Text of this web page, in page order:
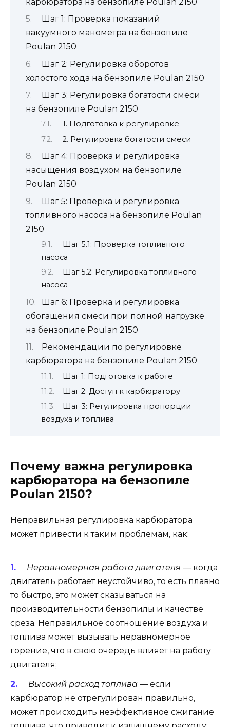
Шаг 1: Проверка показаний
вакуумного манометра на бензопиле
Poulan 2150
Шаг 2: Регулировка оборотов
холостого хода на бензопиле Poulan 2150
Шаг 3: Регулировка богатости смеси
на бензопиле Poulan 2150
1. Подготовка к регулировке
2. Регулировка богатости смеси
Шаг 4: Проверка и регулировка
насыщения воздухом на бензопиле
Poulan 2150
Шаг 5: Проверка и регулировка
топливного насоса на бензопиле Poulan
2150
Шаг 5.1: Проверка топливного
насоса
Шаг 5.2: Регулировка топливного
насоса
Шаг 6: Проверка и регулировка
обогащения смеси при полной нагрузке
на бензопиле Poulan 2150
Рекомендации по регулировке
карбюратора на бензопиле Poulan 2150
Шаг 1: Подготовка к работе
Шаг 2: Доступ к карбюратору
Шаг 3: Регулировка пропорции
воздуха и топлива
Почему важна регулировка
карбюратора на бензопиле
Poulan 2150?
Неправильная регулировка карбюратора
может привести к таким проблемам, как:
Неравномерная работа двигателя — когда
двигатель работает неустойчиво, то есть плавно
то быстро, это может сказываться на
производительности бензопилы и качестве
среза. Неправильное соотношение воздуха и
топлива может вызывать неравномерное
горение, что в свою очередь влияет на работу
двигателя;
Высокий расход топлива— если
карбюратор не отрегулирован правильно,
может происходить неэффективное сжигание